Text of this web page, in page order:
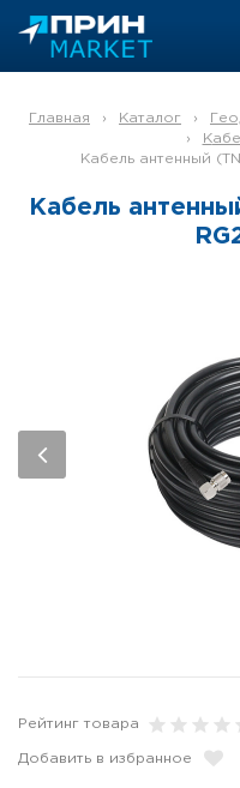
Главная › Каталог ›
›
Кабель антенный
Кабель
Рейтинг товара
Добавить в избранное